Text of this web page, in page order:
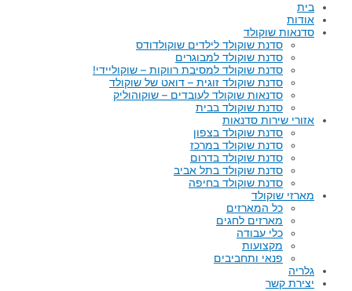
בית
אודות
סדנאות שוקולד
סדנת שוקולד לילדים שוקולדודס
סדנת שוקולד למבוגרים
סדנת שוקולד למסיבת רווקות – שוקוליידי!
סדנת שוקולד זוגית – דואט של שוקולד
סדנאות שוקולד לעובדים – שוקוהוליק
סדנת שוקולד בבית
אזורי שירות סדנאות
סדנת שוקולד בצפון
סדנת שוקולד במרכז
סדנת שוקולד בדרום
סדנת שוקולד בתל אביב
סדנת שוקולד בחיפה
מארזי שוקולד
כל המארזים
מארזים לחגים
כלי עבודה
מקצועות
פנאי ותחביבים
גלריה
יצירת קשר